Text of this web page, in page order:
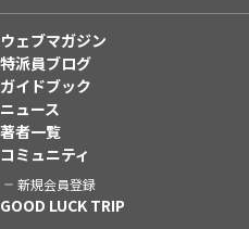
ウェブマガジン
特派員ブログ
ガイドブック
ニュース
著者一覧
コミュニティ
新規会員登録
GOOD LUCK TRIP